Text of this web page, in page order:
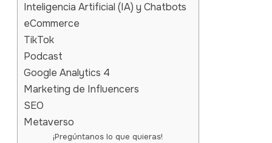
Inteligencia Artificial (IA) y Chatbots
eCommerce
TikTok
Podcast
Google Analytics 4
Marketing de Influencers
SEO
Metaverso
¡Pregúntanos lo que quieras!